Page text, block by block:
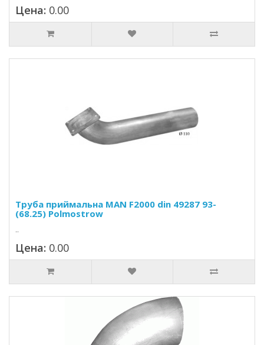
Цена: 0.00
Труба приймальна MAN F2000 din 49287 93-
(68.25) Polmostrow
..
Цена: 0.00